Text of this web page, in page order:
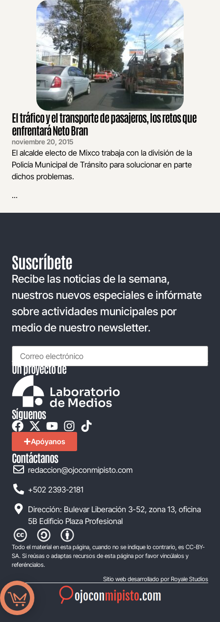
El tráfico y el transporte de pasajeros, los retos que
enfrentará Neto Bran
noviembre 20, 2015
El alcalde electo de Mixco trabaja con la división de la
Policía Municipal de Tránsito para solucionar en parte
dichos problemas.
...
Suscríbete
Recibe las noticias de la semana,
nuestros nuevos especiales e infórmate
sobre actividades municipales por
medio de nuestro newsletter.
Un proyecto de
Síguenos
Apóyanos
Contáctanos
redaccion@ojoconmipisto.com
+502 2393-2181
Dirección: Bulevar Liberación 3-52, zona 13, oficina
5B Edificio Plaza Profesional
Todo el material en esta página, cuando no se indique lo contrario, es CC-BY-
SA. Si reúsas o adaptas recursos de esta página por favor vincúlalos y
referéncialos.
Sitio web desarrollado por Royale Studios